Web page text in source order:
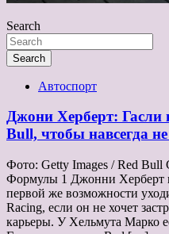
Search
Search
Автоспорт
Джони Херберт: Гасли
Bull, чтобы навсегда
Фото: Getty Images / Red
Формулы 1 Джонни Херберт
первой же возможности
Racing, если он не хочет
карьеры. У Хельмута Марко